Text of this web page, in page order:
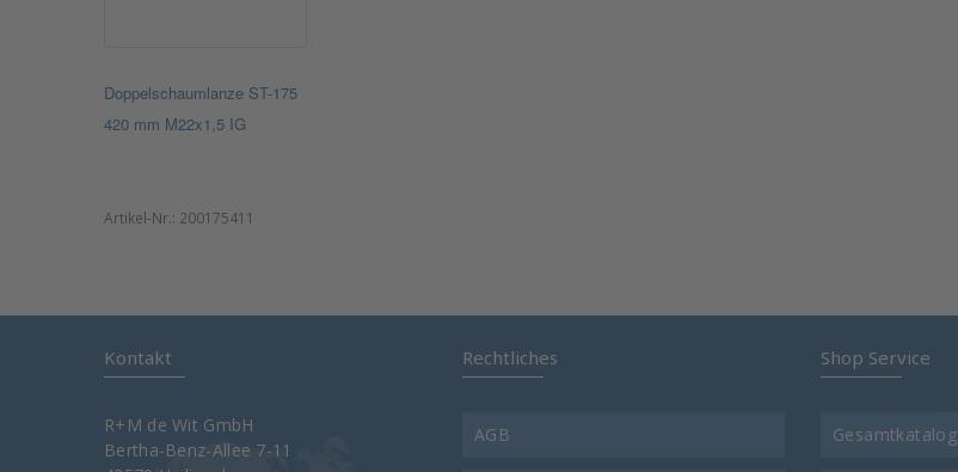
Doppelschaumlanze ST-175
420 mm M22x1,5 IG
Artikel-Nr.: 200175411
Kontakt
R+M de Wit GmbH
Bertha-Benz-Allee 7-11
Rechtliches
AGB
Shop Service
Gesamtkatalog